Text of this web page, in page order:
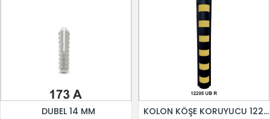
DUBEL 14 MM KOLON KÖŞE KORUYUCU 12295 UB R